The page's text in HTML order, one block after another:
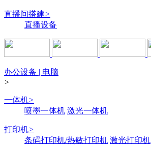
直播间搭建>
直播设备
办公设备 | 电脑
>
一体机>
喷墨一体机 激光一体机
打印机>
条码打印机/热敏打印机 激光打印机